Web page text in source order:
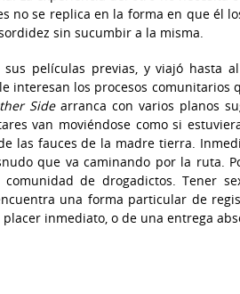
no se replica en la forma en que él
sin sucumbir a la misma.
películas previas, y viajó hasta
interesan los procesos comunitarios
Sidearranca con varios planos
van moviéndose como si
las fauces de la madre tierra.
que va caminando por la ruta.
de drogadictos. Tener
una forma particular de
inmediato, o de una entrega